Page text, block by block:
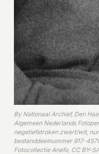
By Nationaal Archief, Den
Algemeen Nederlands
negatiefstroken zwart/wit,
bestanddeelnummer 917-
Fotocollectie Anefo, CC BY-